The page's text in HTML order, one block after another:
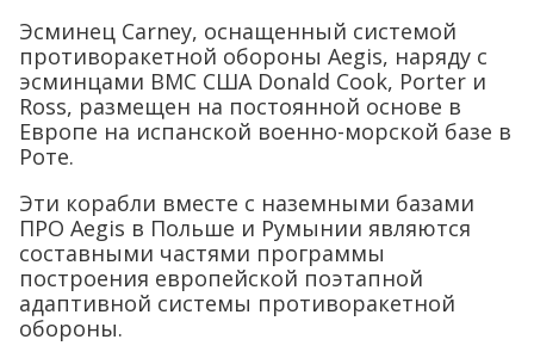
Эсминец Carney, оснащенный системой
противоракетной обороны Aegis, наряду с
эсминцами ВМС США Donald Cook, Porter и
Ross, размещен на постоянной основе в
Европе на испанской военно-морской базе в
Роте.
Эти корабли вместе с наземными базами
ПРО Aegis в Польше и Румынии являются
составными частями программы
построения европейской поэтапной
адаптивной системы противоракетной
обороны.